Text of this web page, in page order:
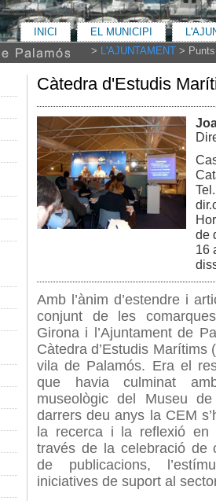
INICI EL MUNICIPI
> L'AJUNTAMENT >
Càtedra d'Estudis
de
16
Amb l’ànim d’estendre i
conjunt de les
Girona i l’Ajuntament de
Càtedra d’Estudis
vila de Palamós. Era el
que havia culminat
museològic del Museu
darrers deu anys la CEM
la recerca i la reflexió
través de la celebració de
de publicacions,
iniciatives de suport al